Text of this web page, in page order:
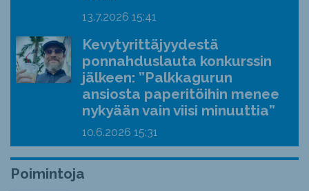
13.7.2026 15:41
Kevytyrittäjyydestä
ponnahduslauta konkurssin
jälkeen: ”Palkkagurun
ansiosta paperitöihin menee
nykyään vain viisi minuuttia”
10.6.2026 15:31
Poimintoja